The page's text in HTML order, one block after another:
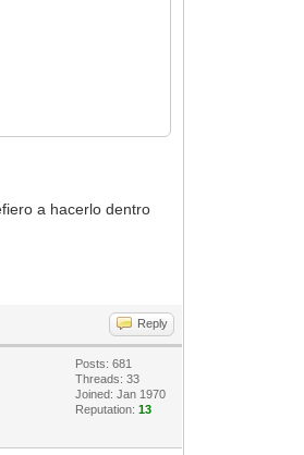
a hacerlo dentro
Reply
Posts: 681
Threads: 33
Joined: Jan 1970
Reputation:13